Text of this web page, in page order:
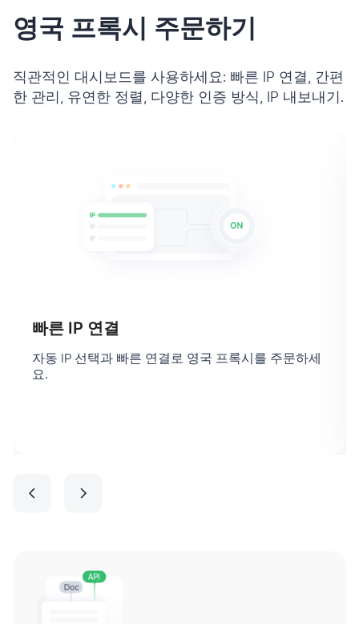
영국 프록시 주문하기
직관적인 대시보드를 사용하세요: 빠른 IP 연결, 간편
한 관리, 유연한 정렬, 다양한 인증 방식, IP 내보내기.
빠른 IP 연결
자동 IP 선택과 빠른 연결로 영국 프록시를 주문하세
요.